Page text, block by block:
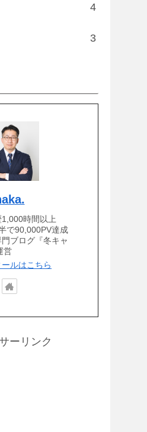
4
3
時間以上
で90,000PV達成
ブログ『冬キャ
営
ルはこちら
ーリンク